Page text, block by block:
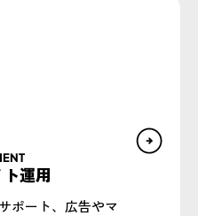
運用
ポート、広告やマ